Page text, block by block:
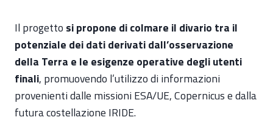
Il progetto si propone di colmare il divario tra il
potenziale dei dati derivati dall’osservazione
della Terra e le esigenze operative degli utenti
finali, promuovendo l’utilizzo di informazioni
provenienti dalle missioni ESA/UE, Copernicus e dalla
futura costellazione IRIDE.